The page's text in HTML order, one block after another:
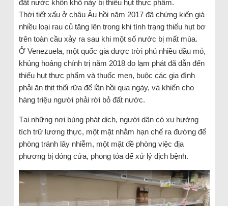
đất nước khốn khổ này bị thiếu hụt thực phẩm.
Thời tiết xấu ở châu Âu hồi năm 2017 đã chứng kiến giá
nhiều loại rau củ tăng lên trong khi tình trạng thiếu hụt bơ
trên toàn cầu xảy ra sau khi một số nước bị mất mùa.
Ở Venezuela, một quốc gia được trời phú nhiều dầu mỏ,
khủng hoảng chính trị năm 2018 do lạm phát đã dẫn đến
thiếu hụt thực phẩm và thuốc men, buộc các gia đình
phải ăn thịt thối rữa để lần hồi qua ngày, và khiến cho
hàng triệu người phải rời bỏ đất nước.
Tại những nơi bùng phát dịch, người dân có xu hướng
tích trữ lương thực, một mặt nhằm hạn chế ra đường để
phòng tránh lây nhiễm, một mặt đề phòng việc địa
phương bị đóng cửa, phong tỏa để xử lý dịch bệnh.